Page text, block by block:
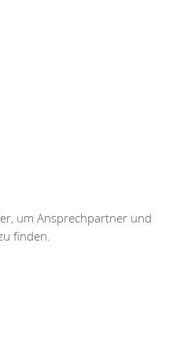
um Ansprechpartner und
finden.